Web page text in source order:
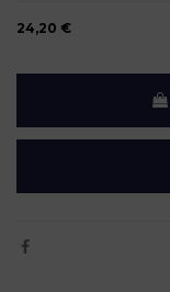
24,20 €